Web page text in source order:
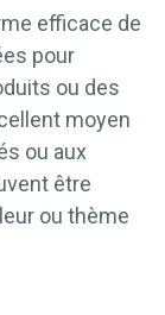
efficace de
pour
ou des
moyen
ou aux
être
ou thème